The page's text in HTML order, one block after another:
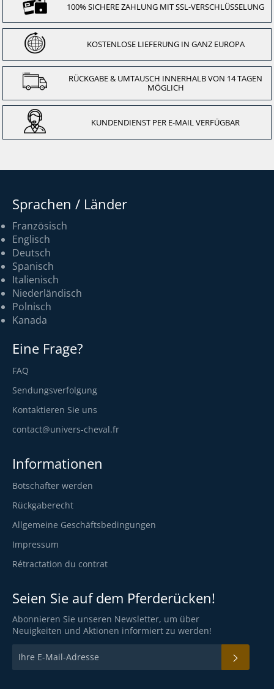
100% SICHERE ZAHLUNG MIT SSL-VERSCHLÜSSELUNG
KOSTENLOSE LIEFERUNG IN GANZ EUROPA
RÜCKGABE & UMTAUSCH INNERHALB VON 14 TAGEN
MÖGLICH
KUNDENDIENST PER E-MAIL VERFÜGBAR
Sprachen / Länder
Französisch
Englisch
Deutsch
Spanisch
Italienisch
Niederländisch
Polnisch
Kanada
Eine Frage?
FAQ
Sendungsverfolgung
Kontaktieren Sie uns
contact@univers-cheval.fr
Informationen
Botschafter werden
Rückgaberecht
Allgemeine Geschäftsbedingungen
Impressum
Rétractation du contrat
Seien Sie auf dem Pferderücken!
Abonnieren Sie unseren Newsletter, um über
Neuigkeiten und Aktionen informiert zu werden!